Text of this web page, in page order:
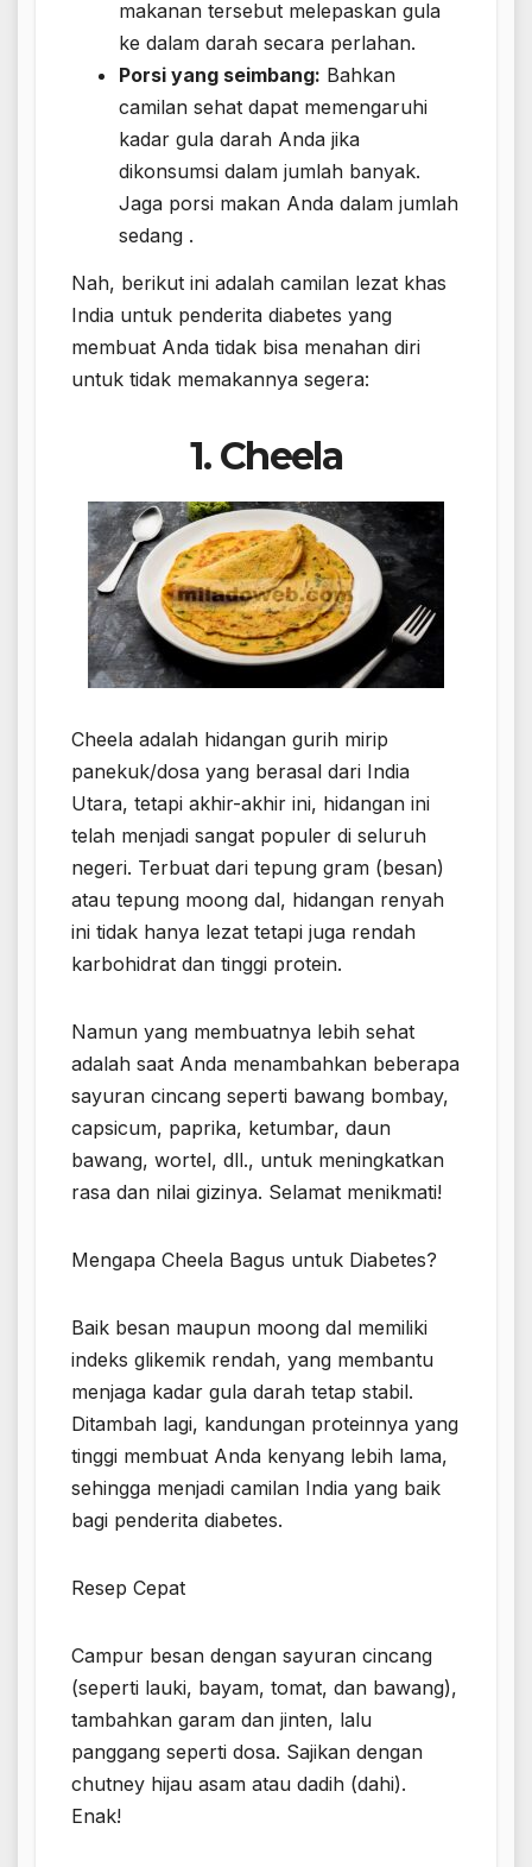
makanan tersebut melepaskan gula
ke dalam darah secara perlahan.
Porsi yang seimbang: Bahkan
camilan sehat dapat memengaruhi
kadar gula darah Anda jika
dikonsumsi dalam jumlah banyak.
Jaga porsi makan Anda dalam jumlah
sedang .
Nah, berikut ini adalah camilan lezat khas
India untuk penderita diabetes yang
membuat Anda tidak bisa menahan diri
untuk tidak memakannya segera:
1. Cheela
Cheela adalah hidangan gurih mirip
panekuk/dosa yang berasal dari India
Utara, tetapi akhir-akhir ini, hidangan ini
telah menjadi sangat populer di seluruh
negeri. Terbuat dari tepung gram (besan)
atau tepung moong dal, hidangan renyah
ini tidak hanya lezat tetapi juga rendah
karbohidrat dan tinggi protein.
Namun yang membuatnya lebih sehat
adalah saat Anda menambahkan beberapa
sayuran cincang seperti bawang bombay,
capsicum, paprika, ketumbar, daun
bawang, wortel, dll., untuk meningkatkan
rasa dan nilai gizinya. Selamat menikmati!
Mengapa Cheela Bagus untuk Diabetes?
Baik besan maupun moong dal memiliki
indeks glikemik rendah, yang membantu
menjaga kadar gula darah tetap stabil.
Ditambah lagi, kandungan proteinnya yang
tinggi membuat Anda kenyang lebih lama,
sehingga menjadi camilan India yang baik
bagi penderita diabetes.
Resep Cepat
Campur besan dengan sayuran cincang
(seperti lauki, bayam, tomat, dan bawang),
tambahkan garam dan jinten, lalu
panggang seperti dosa. Sajikan dengan
chutney hijau asam atau dadih (dahi).
Enak!